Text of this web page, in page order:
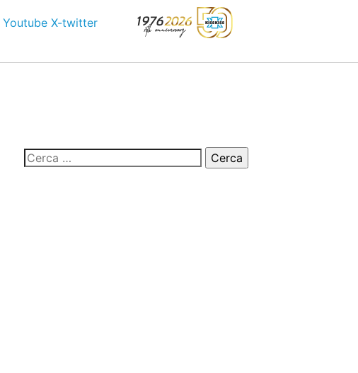
Youtube X-twitter